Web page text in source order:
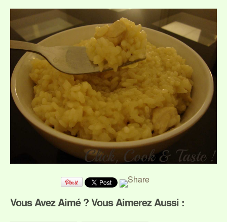
Vous Avez Aimé ? Vous Aimerez Aussi :